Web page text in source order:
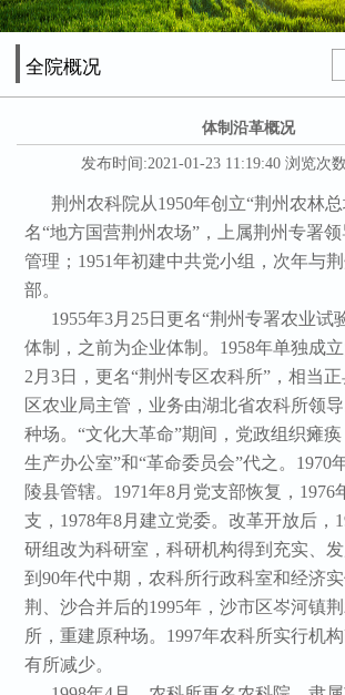
全院概况
体制沿革概况
发布时间:2021-01-23 11:19:40 浏览次
荆州农科院从1950年创立“荆州农林总
名“地方国营荆州农场”，上属荆州专署
管理； 1951年初建中共党小组，次年与
部。
1955年3月 25日更名“荆州专署农业试
体制，之前为企业体制。 1958年单独成立
2 月3日，更名“荆州专区农科所”，相当正
区农业局主管，业务由湖北省农科所领导
种场。“文化大革命”期间，党政组织瘫
生产办公室”和“革命委员会”代之。 1970
陵县管辖。 1971年8月党支部恢复， 1976
支， 1978年8月建立党委。改革开放后，
研组改为科研室，科研机构得到充实、
到90年代中期，农科所行政科室和经济实
荆、沙合并后的1995年，沙市区岑河镇
所，重建原种场。 1997年农科所实行机
有所减少。